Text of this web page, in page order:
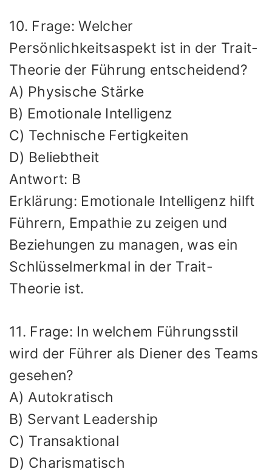
10. Frage: Welcher
Persönlichkeitsaspekt ist in der Trait-
Theorie der Führung entscheidend?
A) Physische Stärke
B) Emotionale Intelligenz
C) Technische Fertigkeiten
D) Beliebtheit
Antwort: B
Erklärung: Emotionale Intelligenz hilft
Führern, Empathie zu zeigen und
Beziehungen zu managen, was ein
Schlüsselmerkmal in der Trait-
Theorie ist.
11. Frage: In welchem Führungsstil
wird der Führer als Diener des Teams
gesehen?
A) Autokratisch
B) Servant Leadership
C) Transaktional
D) Charismatisch